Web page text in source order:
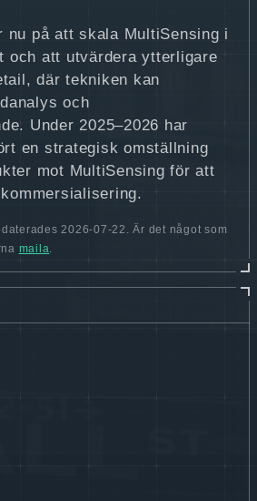
nu på att skala MultiSensing i
och att utvärdera ytterligare
där tekniken kan
och
Under 2025–2026 har
en strategisk omställning
mot MultiSensing för att
2026-07-22. Är det något som
maila.